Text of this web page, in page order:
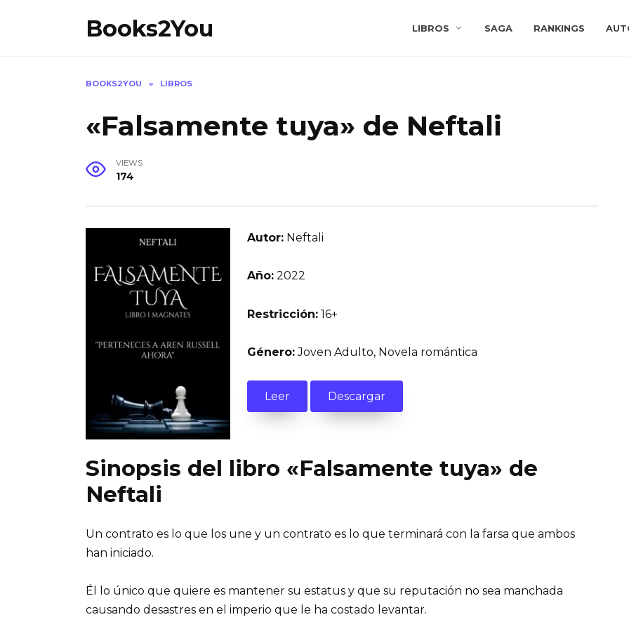
Books2You LIBROS SAGA RANKINGS
BOOKS2YOU » LIBROS
«Falsamente tuya» de Neftali
VIEWS
174
Autor: Neftali
Año: 2022
Restricción: 16+
Género:Joven Adulto, Novela romántica
Leer Descargar
Sinopsis del libro «Falsamente tuya» de
Neftali
Un contrato es lo que los une y un contrato es lo que terminará con la farsa que ambos
han iniciado.
Él lo único que quiere es mantener su estatus y que su reputación no sea manchada
causando desastres en el imperio que le ha costado levantar.